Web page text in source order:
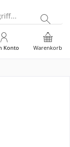
Warenkorb
Konto